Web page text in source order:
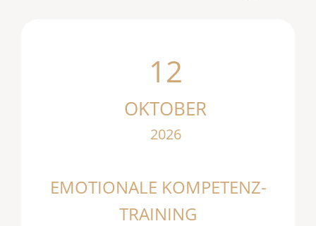
12
OKTOBER
2026
EMOTIONALE KOMPETENZ-
TRAINING